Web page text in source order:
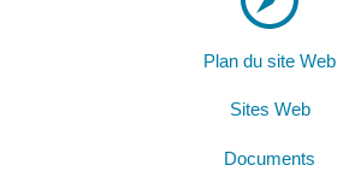
Plan du site Web
Sites Web
Documents